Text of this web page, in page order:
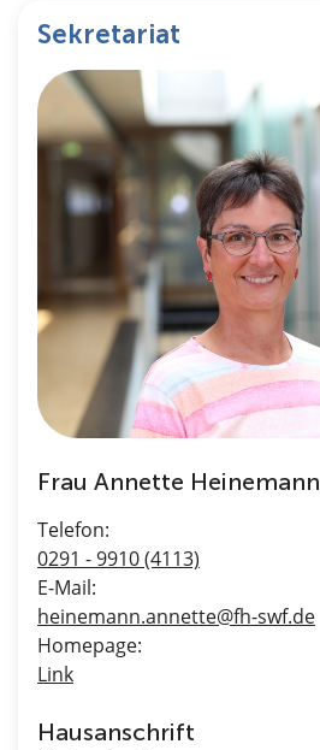
Sekretariat
Frau Annette Heinemann
Telefon:
0291 - 9910 (4113)
E-Mail:
heinemann.annette@fh-swf.de
Homepage:
Link
Hausanschrift